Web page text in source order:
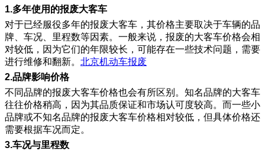
1.多年使用的报废大客车
对于已经服役多年的报废大客车，其价格主要取决于车辆的品
牌、车况、里程数等因素。一般来说，报废的大客车价格会相
对较低，因为它们的年限较长，可能存在一些技术问题，需要
进行维修和翻新。 北京机动车报废
2.品牌影响价格
不同品牌的报废大客车价格也会有所区别。知名品牌的大客车
往往价格稍高，因为其品质保证和市场认可度较高。而一些小
品牌或不知名品牌的报废大客车价格相对较低，但具体价格还
需要根据车况而定。
3.车况与里程数